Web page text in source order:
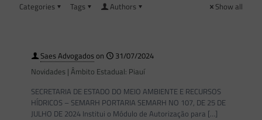
Categories Tags Authors Show all
Saes Advogadoson
31/07/2024
Novidades | Âmbito Estadual: Piauí
SECRETARIA DE ESTADO DO MEIO AMBIENTE E RECURSOS
HÍDRICOS – SEMARH PORTARIA SEMARH NO 107, DE 25 DE
JULHO DE 2024 Institui o Módulo de Autorização para […]